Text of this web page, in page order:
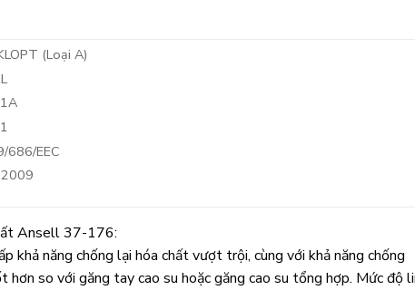
(Loại A)
686/EEC
Ansell 37-176:
năng chống lại hóa chất vượt trội, cùng với khả năng chống
so với găng tay cao su hoặc găng cao su tổng hợp. Mức độ